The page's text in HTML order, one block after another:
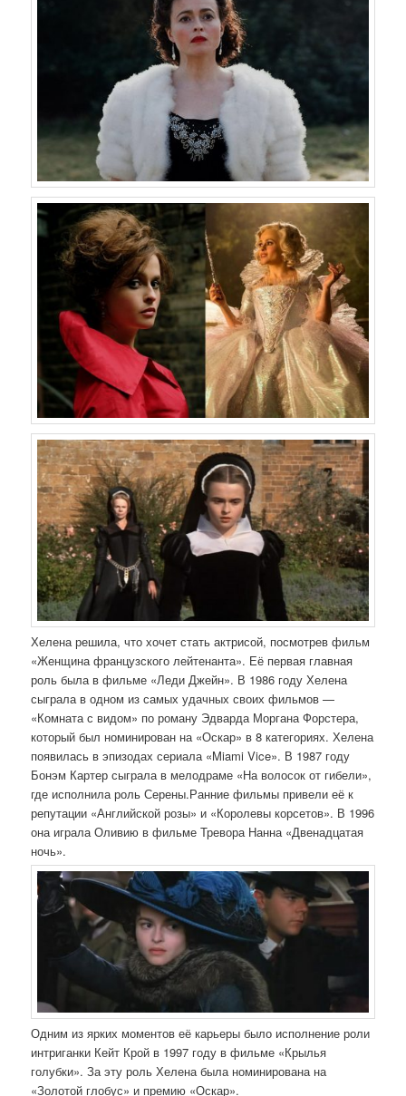
Хелена решила, что хочет стать актрисой, посмотрев фильм
«Женщина французского лейтенанта». Её первая главная
роль была в фильме «Леди Джейн». В 1986 году Хелена
сыграла в одном из самых удачных своих фильмов —
«Комната с видом» по роману Эдварда Моргана Форстера,
который был номинирован на «Оскар» в 8 категориях. Хелена
появилась в эпизодах сериала «Miami Vice». В 1987 году
Бонэм Картер сыграла в мелодраме «На волосок от гибели»,
где исполнила роль Серены.Ранние фильмы привели её к
репутации «Английской розы» и «Королевы корсетов». В 1996
она играла Оливию в фильме Тревора Нанна «Двенадцатая
ночь».
Одним из ярких моментов её карьеры было исполнение роли
интриганки Кейт Крой в 1997 году в фильме «Крылья
голубки». За эту роль Хелена была номинирована на
«Золотой глобус» и премию «Оскар».